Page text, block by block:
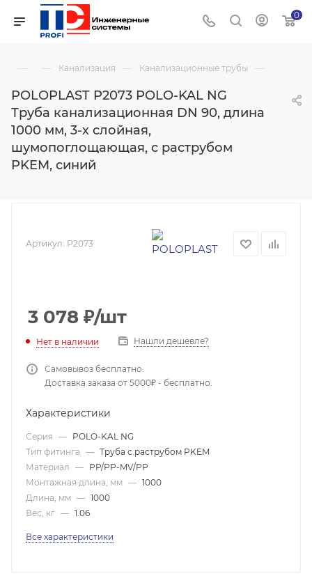
0
— — Канализация — Канализационные трубы —
POLOPLAST P2073 POLO-KAL NG
Труба канализационная DN 90, длина
1000 мм, 3-х слойная,
шумопоглощающая, с раструбом
PKEM, синий
Артикул: P2073
3 078 ₽/шт
Нет в наличии Нашли дешевле?
Самовывоз бесплатно.
Доставка заказа от 5000₽ - бесплатно.
Характеристики
Серия — POLO-KAL NG
Тип фитинга — Труба с раструбом PKEM
Материал — PP/PP-MV/PP
Монтажная длина, мм — 1000
Длина, мм — 1000
Вес, кг — 1.06
Все характеристики